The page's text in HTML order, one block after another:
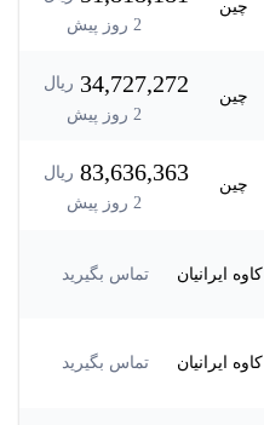
چین
2 روز پیش
چین 34,727,272 ریال
2 روز پیش
چین 83,636,363 ریال
2 روز پیش
کاوه ایرانیان تماس بگیرید
کاوه ایرانیان تماس بگیرید